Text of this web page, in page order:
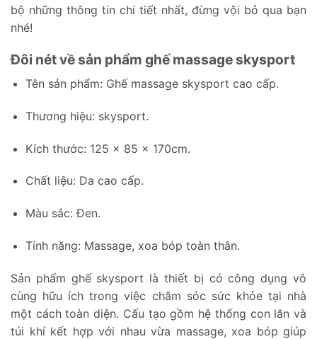
bộ những thông tin chi tiết nhất, đừng vội bỏ qua bạn
nhé!
Đôi nét về sản phẩm ghế massage skysport
Tên sản phẩm: Ghế massage skysport cao cấp.
Thương hiệu: skysport.
Kích thước: 125 x 85 x 170cm.
Chất liệu: Da cao cấp.
Màu sắc: Đen.
Tính năng: Massage, xoa bóp toàn thân.
Sản phẩm ghế skysport là thiết bị có công dụng vô
cùng hữu ích trong việc chăm sóc sức khỏe tại nhà
một cách toàn diện. Cấu tạo gồm hệ thống con lăn và
túi khí kết hợp với nhau vừa massage, xoa bóp giúp